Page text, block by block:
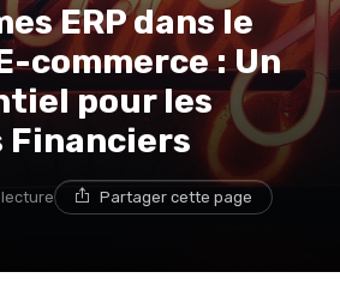
ERP dans le
commerce : Un
pour les
lecture Partager cette page